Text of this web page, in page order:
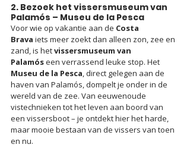
2. Bezoek het vissersmuseum van
Palamós – Museu de la Pesca
Voor wie op vakantie aan de Costa
Brava iets meer zoekt dan alleen zon, zee en
zand, is het vissersmuseum van
Palamós een verrassend leuke stop. Het
Museu de la Pesca, direct gelegen aan de
haven van Palamós, dompelt je onder in de
wereld van de zee. Van eeuwenoude
vistechnieken tot het leven aan boord van
een vissersboot – je ontdekt hier het harde,
maar mooie bestaan van de vissers van toen
en nu.